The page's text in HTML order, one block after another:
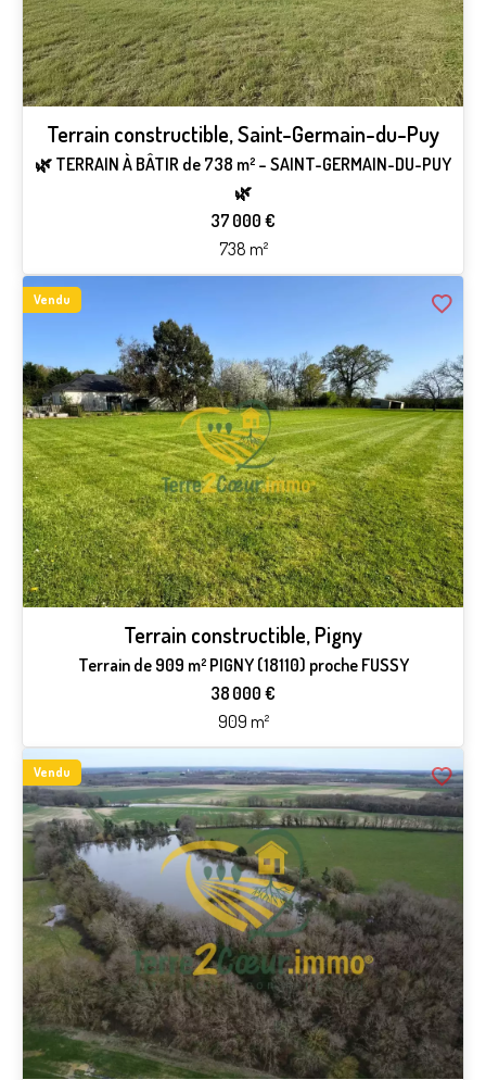
Terrain constructible, Saint-Germain-du-Puy
🌿 TERRAIN À BÂTIR de 738 m² – SAINT-GERMAIN-DU-PUY
🌿
37 000 €
738 m²
Vendu
Terrain constructible, Pigny
Terrain de 909 m² PIGNY (18110) proche FUSSY
38 000 €
909 m²
Vendu